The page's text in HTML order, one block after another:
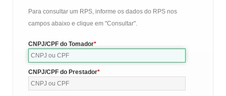
Para consultar um RPS, informe os dados do RPS nos
campos abaixo e clique em "Consultar".
CNPJ/CPF do Tomador
CNPJ/CPF do Prestador